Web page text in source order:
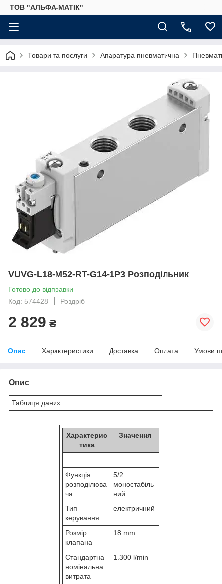
ТОВ "АЛЬФА-МАТІК"
Товари та послуги Апаратура пневматична
VUVG-L18-M52-RT-G14-1P3 Розподільник
Готово до відправки
Код: 574428
Роздріб
2 829 ₴
Опис Характеристики Доставка Оплата Умови
Опис
Таблиця даних
Характерис
тика
Значення
Функція
розподілюва
ча
5/2
моностабіль
ний
Тип
керування
електричний
Розмір
клапана
18 mm
Стандартна
номінальна
витрата
1.300 l/min